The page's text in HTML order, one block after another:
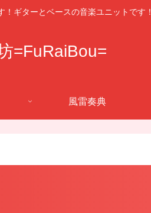
！ギターとベースの音楽ユニットです！
=FuRaiBou=
風雷奏典